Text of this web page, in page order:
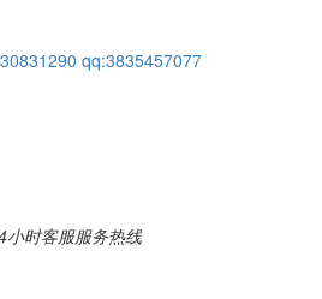
qq:3835457077
小时客服服务热线